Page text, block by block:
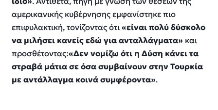
αμερικανικής κυβέρνησης εμφανίστηκε πιο
επιφυλακτική, τονίζοντας ότι«είναι πολύ δύσκολο
να μιλήσει κανείς εδώ για ανταλλάγματα» και
προσθέτοντας:«Δεν νομίζω ότι η Δύση κάνει τα
στραβά μάτια σε όσα συμβαίνουν στην Τουρκία
με αντάλλαγμα κοινά συμφέροντα».